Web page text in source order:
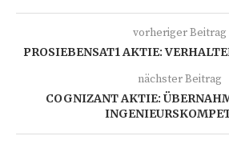
vorheriger Beitrag
PROSIEBENSAT1 AKTIE:
nächster Beitrag
COGNIZANT AKTIE: